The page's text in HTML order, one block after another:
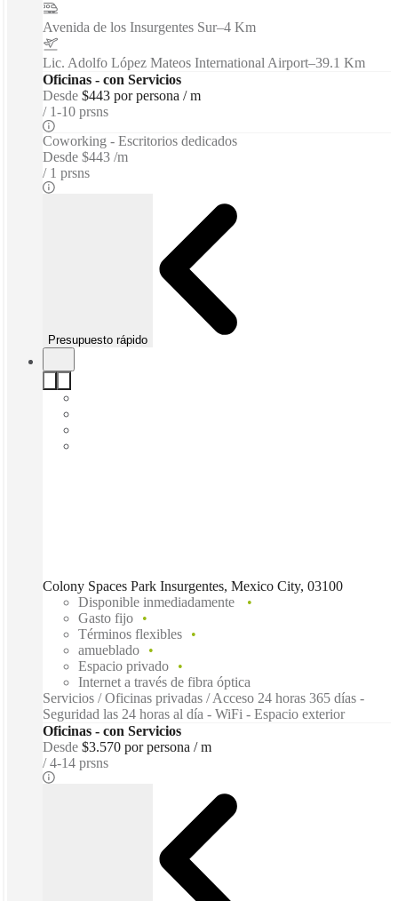
Avenida de los Insurgentes Sur–4 Km
Lic. Adolfo López Mateos International Airport–39.1 Km
Oficinas - con Servicios
Desde $443 por persona / m
1-10 prsns
Coworking - Escritorios dedicados
Desde $443 /m
1 prsns
Presupuesto rápido
Colony Spaces Park Insurgentes, Mexico City, 03100
Disponible inmediadamente
Gasto fijo
Términos flexibles
amueblado
Espacio privado
Internet a través de fibra óptica
Servicios / Oficinas privadas / Acceso 24 horas 365 días -
Seguridad las 24 horas al día - WiFi - Espacio exterior
Oficinas - con Servicios
Desde $3.570 por persona / m
4-14 prsns